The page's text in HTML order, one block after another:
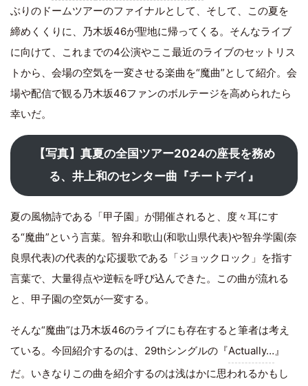
ぶりのドームツアーのファイナルとして、そして、この夏を
締めくくりに、乃木坂46が聖地に帰ってくる。そんなライブ
に向けて、これまでの4公演やここ最近のライブのセットリス
トから、会場の空気を一変させる楽曲を“魔曲”として紹介。会
場や配信で観る乃木坂46ファンのボルテージを高められたら
幸いだ。
【写真】真夏の全国ツアー2024の座長を務め
る、井上和のセンター曲『チートデイ』
夏の風物詩である「甲子園」が開催されると、度々耳にす
る“魔曲”という言葉。智弁和歌山(和歌山県代表)や智弁学園(奈
良県代表)の代表的な応援歌である「ジョックロック」を指す
言葉で、大量得点や逆転を呼び込んできた。この曲が流れる
と、甲子園の空気が一変する。
そんな“魔曲”は乃木坂46のライブにも存在すると筆者は考え
ている。今回紹介するのは、29thシングルの『Actually… 』
だ。いきなりこの曲を紹介するのは浅はかに思われるかもし